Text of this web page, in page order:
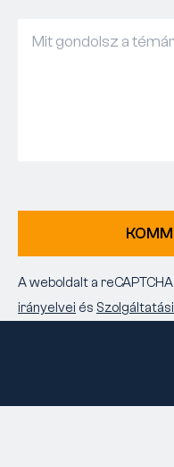
A weboldalt a
irányelvei és